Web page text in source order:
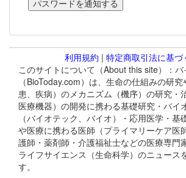
利用規約 | 特定商取引法に基づ
このサイトについて（About this site）：バ
（BioToday.com）は、生命の仕組みの研
患、疾病）のメカニズム（機序）の研究・
医療機器）の開発に携わる基礎研究・バイ
（バイオテック、バイオ）・応用医学・基
や医療に携わる医師（プライマリーケア医
護師・薬剤師・介護福祉士などの医療専門
ライフサイエンス（生命科学）のニュース
す。